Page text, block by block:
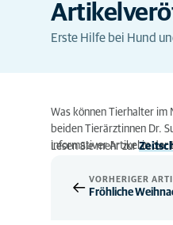
Erste Hilfe bei Hund
Was können Tierhalter im
beiden Tierärztinnen Dr.
informativer Artikel in der
Lesen Sie mehr zur
VORHERIGER
Fröhliche